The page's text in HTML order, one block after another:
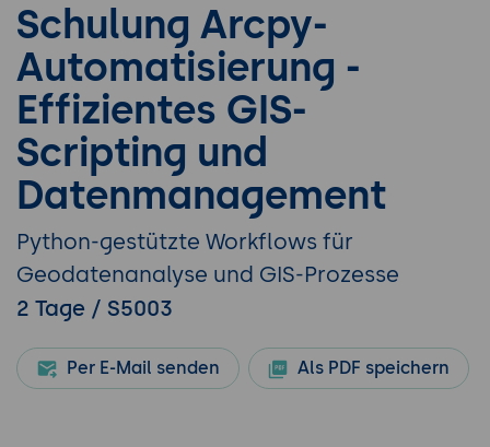
Schulung Arcpy-
Automatisierung -
Effizientes GIS-
Scripting und
Datenmanagement
Python-gestützte Workflows für
Geodatenanalyse und GIS-Prozesse
2 Tage / S5003
Per E-Mail senden Als PDF speichern